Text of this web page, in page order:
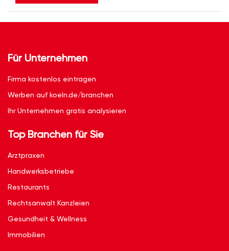
Für Unternehmen
Firma kostenlos eintragen
Werben auf koeln.de/branchen
Ihr Unternehmen gratis analysieren
Top Branchen für Sie
Arztpraxen
Handwerksbetriebe
Restaurants
Rechtsanwalt Kanzleien
Gesundheit & Wellness
Immobilien